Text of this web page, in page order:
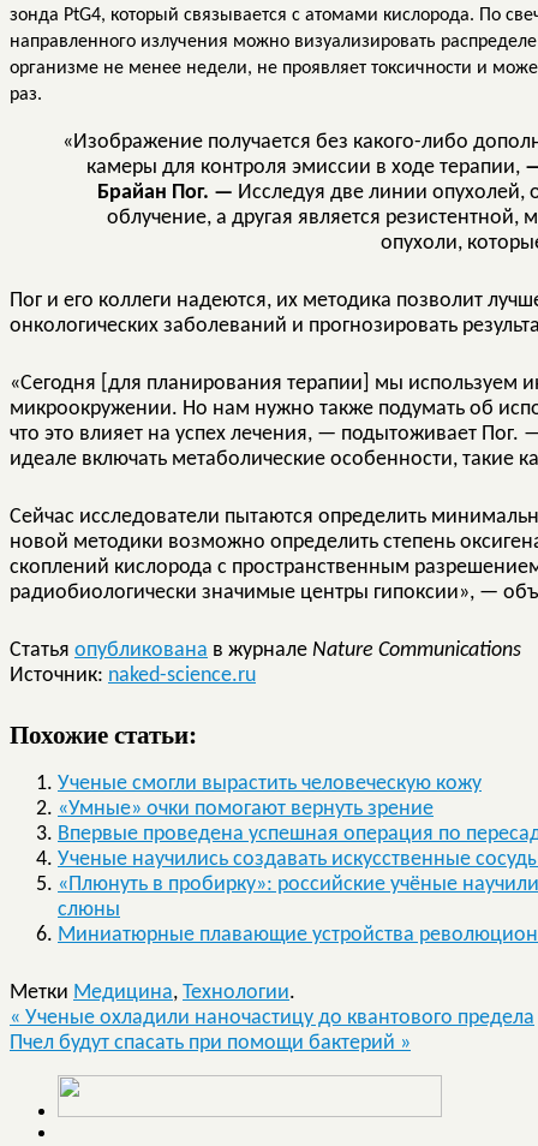
зонда PtG4, который связывается с атомами кислорода. По
направленного излучения можно визуализировать
организме не менее недели, не проявляет токсичности и
раз.
«Изображение получается без какого-либо
камеры для контроля эмиссии в ходе терапии,
Брайан Пог. — Исследуя две линии опухолей,
облучение, а другая является
опухоли,
Пог и его коллеги надеются, их методика позволит
онкологических заболеваний и прогнозировать
«Сегодня [для планирования терапии] мы
микроокружении. Но нам нужно также подумать об
что это влияет на успех лечения, — подытоживает
идеале включать метаболические особенности, такие
Сейчас исследователи пытаются определить
новой методики возможно определить степень
скоплений кислорода с пространственным
радиобиологически значимые центры гипоксии», —
Статья опубликована в журнале Nature Communications
Источник: naked-science.ru
Похожие статьи:
Ученые смогли вырастить человеческую кожу
«Умные» очки помогают вернуть зрение
Впервые проведена успешная операция по
Ученые научились создавать искусственные
«Плюнуть в пробирку»: российские учёные
слюны
Миниатюрные плавающие устройства
Метки Медицина, Технологии.
« Ученые охладили наночастицу до квантового предела
Пчел будут спасать при помощи бактерий »